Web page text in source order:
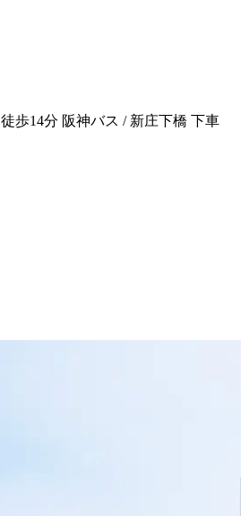
徒歩14分 阪神バス / 新庄下橋 下車